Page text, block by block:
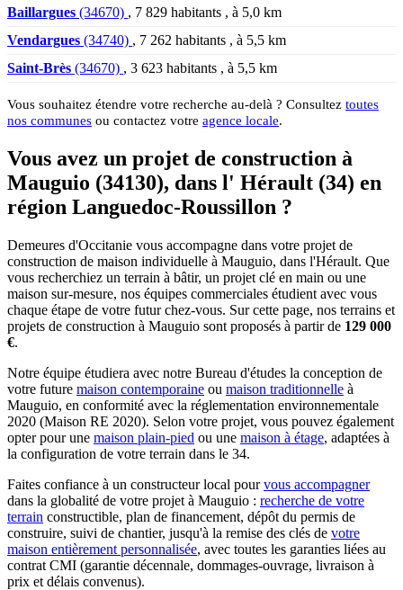
Baillargues (34670) , 7 829 habitants , à 5,0 km
Vendargues (34740) , 7 262 habitants , à 5,5 km
Saint-Brès (34670) , 3 623 habitants , à 5,5 km
Vous souhaitez étendre votre recherche au-delà ? Consultez toutes
nos communes ou contactez votre agence locale.
Vous avez un projet de construction à
Mauguio (34130), dans l' Hérault (34) en
région Languedoc-Roussillon ?
Demeures d'Occitanie vous accompagne dans votre projet de
construction de maison individuelle à Mauguio, dans l'Hérault. Que
vous recherchiez un terrain à bâtir, un projet clé en main ou une
maison sur-mesure, nos équipes commerciales étudient avec vous
chaque étape de votre futur chez-vous. Sur cette page, nos terrains et
projets de construction à Mauguio sont proposés à partir de 129 000
€.
Notre équipe étudiera avec notre Bureau d'études la conception de
votre future maison contemporaine ou maison traditionnelle à
Mauguio, en conformité avec la réglementation environnementale
2020 (Maison RE 2020). Selon votre projet, vous pouvez également
opter pour une maison plain-pied ou une maison à étage, adaptées à
la configuration de votre terrain dans le 34.
Faites confiance à un constructeur local pourvous accompagner
dans la globalité de votre projet à Mauguio : recherche de votre
terrain constructible, plan de financement, dépôt du permis de
construire, suivi de chantier, jusqu'à la remise des clés de votre
maison entièrement personnalisée, avec toutes les garanties liées au
contrat CMI (garantie décennale, dommages-ouvrage, livraison à
prix et délais convenus).